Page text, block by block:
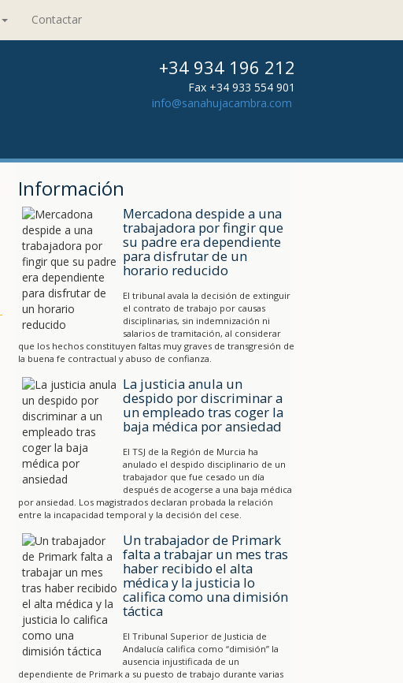
Contactar
+34 934 196 212
Fax +34 933 554 901
info@sanahujacambra.com
Información
Mercadona despide a una
trabajadora por fingir que
su padre era dependiente
para disfrutar de un
horario reducido
El tribunal avala la decisión de extinguir
el contrato de trabajo por causas
disciplinarias, sin indemnización ni
salarios de tramitación, al considerar
que los hechos constituyen faltas muy graves de transgresión de
la buena fe contractual y abuso de confianza.
La justicia anula un
despido por discriminar a
un empleado tras coger la
baja médica por ansiedad
El TSJ de la Región de Murcia ha
anulado el despido disciplinario de un
trabajador que fue cesado un día
después de acogerse a una baja médica
por ansiedad. Los magistrados declaran probada la relación
entre la incapacidad temporal y la decisión del cese.
Un trabajador de Primark
falta a trabajar un mes tras
haber recibido el alta
médica y la justicia lo
califica como una dimisión
táctica
El Tribunal Superior de Justicia de
Andalucía califica como “dimisión” la
ausencia injustificada de un
dependiente de Primark a su puesto de trabajo durante varias